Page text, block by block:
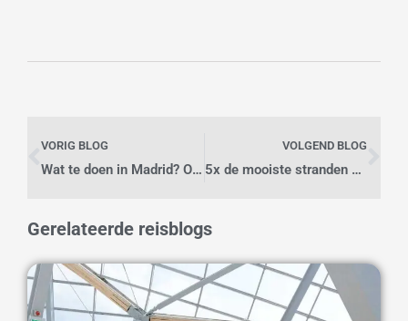
VORIG BLOG
Wat te doen in Madrid? Ontdek wat de stad te bieden heeft!
VOLGEND BLOG
5x de mooiste stranden van Zakynthos
Gerelateerde reisblogs